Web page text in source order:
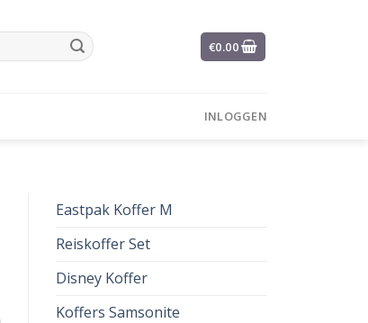
€0.00
INLOGGEN
Eastpak Koffer M
Reiskoffer Set
Disney Koffer
Koffers Samsonite